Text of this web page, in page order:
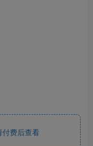
费后查看